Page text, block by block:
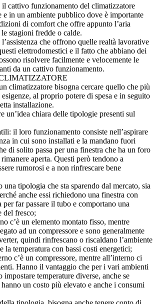
cattivo funzionamento del climatizzatore
e in un ambiente pubblico dove è importante
di comfort che offre appunto l’aria
stagioni fredde o calde.
che offrono quelle realtà lavorative
elettrodomestici e il fatto che abbiano dei
risolvere facilmente e velocemente le
da un cattivo funzionamento.
climatizzatore bisogna cercare quello che più
al proprio potere di spesa e in seguito
installazione.
un’idea chiara delle tipologie presenti sul
il loro funzionamento consiste nell’aspirare
in cui sono installati e la mandano fuori
di solito passa per una finestra che ha un foro
aperta. Questi però tendono a
rumorosi e a non rinfrescare bene
tipologia che sta sparendo dal mercato, sia
anche essi richiedono una finestra con
far passare il tubo e comportano una
del fresco;
c’è un elemento montato fisso, mentre
ad un compressore e sono generalmente
quindi rinfrescano o riscaldano l’ambiente
la temperatura con bassi costi energetici;
c’è un compressore, mentre all’interno ci
Hanno il vantaggio che per i vari ambienti
impostare temperature diverse, anche se
un costo più elevato e anche i consumi